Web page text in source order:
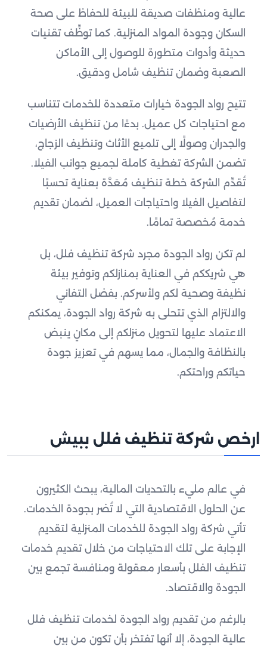
عالية ومنظفات صديقة للبيئة للحفاظ على صحة
السكان وجودة المواد المنزلية. كما توظِّف تقنيات
حديثة وأدوات متطورة للوصول إلى الأماكن
الصعبة وضمان تنظيف شامل ودقيق.
تتيح رواد الجودة خيارات متعددة للخدمات تتناسب
مع احتياجات كل عميل. بدءًا من تنظيف الأرضيات
والجدران وصولًا إلى تلميع الأثاث وتنظيف الزجاج،
تضمن الشركة تغطية كاملة لجميع جوانب الفيلا.
تُقدِّم الشركة خطة تنظيف مُعَدَّة بعناية تحسبًا
لتفاصيل الفيلا واحتياجات العميل، لضمان تقديم
خدمة مُخصصة تمامًا.
لم تكن رواد الجودة مجرد شركة تنظيف فلل، بل
هي شريككم في العناية بمنازلكم وتوفير بيئة
نظيفة وصحية لكم ولأسركم. بفضل التفاني
والالتزام الذي تتحلى به شركة رواد الجودة، يمكنكم
الاعتماد عليها لتحويل منزلكم إلى مكانٍ ينبض
بالنظافة والجمال، مما يسهم في تعزيز جودة
حياتكم وراحتكم.
ارخص شركة تنظيف فلل ببيش
في عالم مليء بالتحديات المالية، يبحث الكثيرون
عن الحلول الاقتصادية التي لا تُضر بجودة الخدمات.
تأتي شركة رواد الجودة للخدمات المنزلية لتقديم
الإجابة على تلك الاحتياجات من خلال تقديم خدمات
تنظيف الفلل بأسعار معقولة ومنافسة تجمع بين
الجودة والاقتصاد.
بالرغم من تقديم رواد الجودة لخدمات تنظيف فلل
عالية الجودة، إلا أنها تفتخر بأن تكون من بين